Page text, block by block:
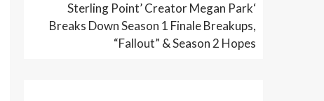
‘Sterling Point’ Creator Megan Park
Breaks Down Season 1 Finale Breakups,
“Fallout” & Season 2 Hopes